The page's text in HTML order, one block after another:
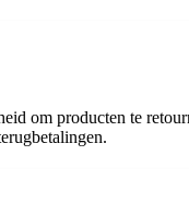
om producten te